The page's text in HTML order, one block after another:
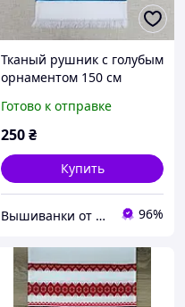
Тканый рушник с голубым
орнаментом 150 см
Готово к отправке
250₴
Купить
Вышиванки от производителя «Волинські візерунки» 96%